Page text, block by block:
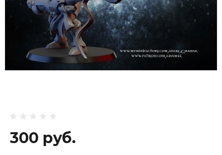
300 руб.